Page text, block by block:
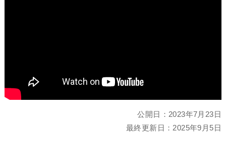
公開日： 2023年7月23日
最終更新日： 2025年9月5日